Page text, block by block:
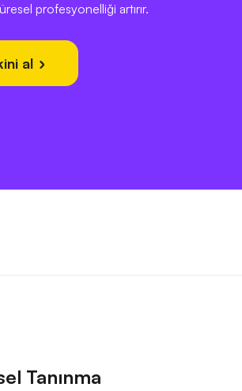
profesyonelliği artırır.
al
Tanınma